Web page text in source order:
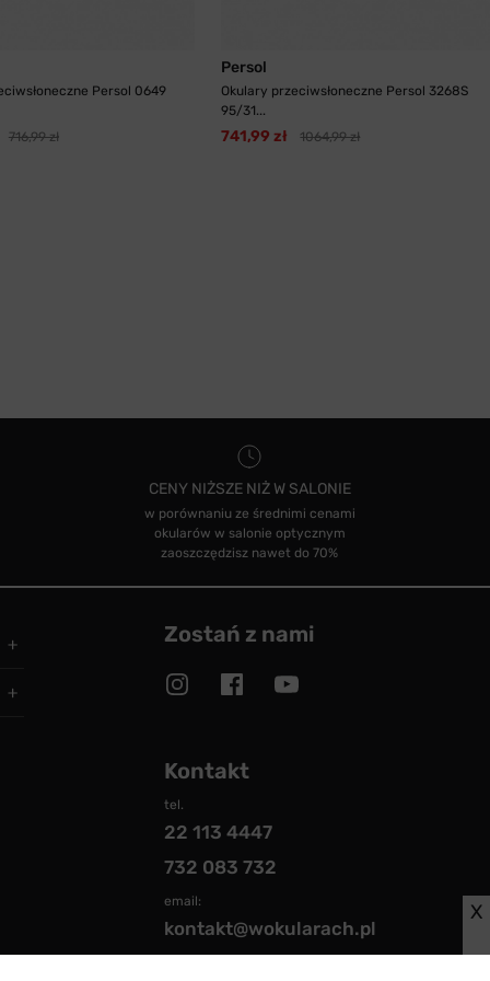
Persol 0649
716,99 zł
Persol
Okulary przeciwsłoneczne Persol 3268S
95/31...
741,99 zł 1064,99 zł
CENY NIŻSZE NIŻ W SALONIE
w porównaniu ze średnimi cenami
okularów w salonie optycznym
zaoszczędzisz nawet do 70%
Zostań z nami
Kontakt
tel.
22 113 4447
732 083 732
email:
kontakt@wokularach.pl
X